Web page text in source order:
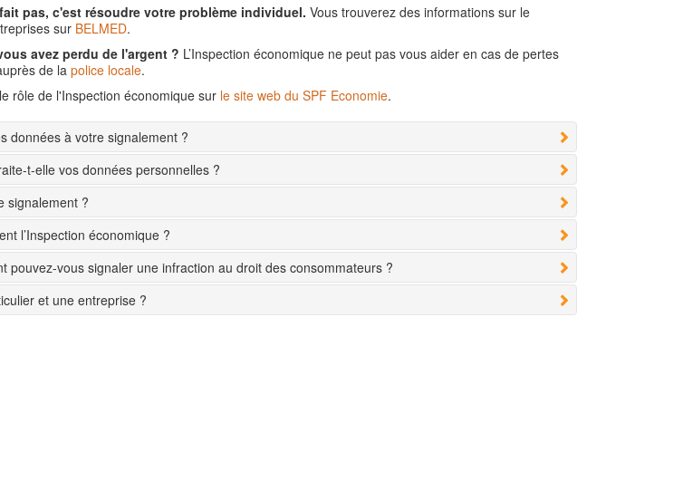
pas, c'est résoudre votre problème individuel. Vous trouverez des informations sur le
sur BELMED.
avez perdu de l'argent ? L’Inspection économique ne peut pas vous aider en cas de pertes
de la police locale.
rôle de l'Inspection économique sur le site web du SPF Economie.
données à votre signalement ?
t-elle vos données personnelles ?
signalement ?
l’Inspection économique ?
pouvez-vous signaler une infraction au droit des consommateurs ?
et une entreprise ?